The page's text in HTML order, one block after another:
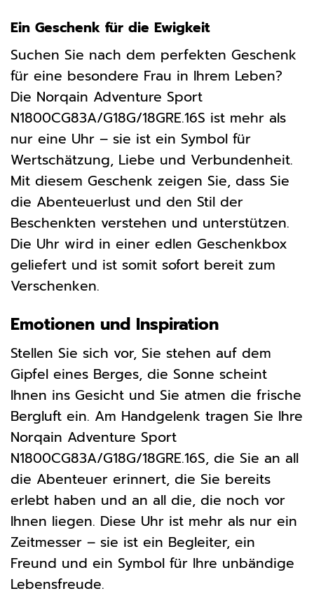
Ein Geschenk für die Ewigkeit
Suchen Sie nach dem perfekten Geschenk
für eine besondere Frau in Ihrem Leben?
Die Norqain Adventure Sport
N1800CG83A/G18G/18GRE.16S ist mehr als
nur eine Uhr – sie ist ein Symbol für
Wertschätzung, Liebe und Verbundenheit.
Mit diesem Geschenk zeigen Sie, dass Sie
die Abenteuerlust und den Stil der
Beschenkten verstehen und unterstützen.
Die Uhr wird in einer edlen Geschenkbox
geliefert und ist somit sofort bereit zum
Verschenken.
Emotionen und Inspiration
Stellen Sie sich vor, Sie stehen auf dem
Gipfel eines Berges, die Sonne scheint
Ihnen ins Gesicht und Sie atmen die frische
Bergluft ein. Am Handgelenk tragen Sie Ihre
Norqain Adventure Sport
N1800CG83A/G18G/18GRE.16S, die Sie an all
die Abenteuer erinnert, die Sie bereits
erlebt haben und an all die, die noch vor
Ihnen liegen. Diese Uhr ist mehr als nur ein
Zeitmesser – sie ist ein Begleiter, ein
Freund und ein Symbol für Ihre unbändige
Lebensfreude.